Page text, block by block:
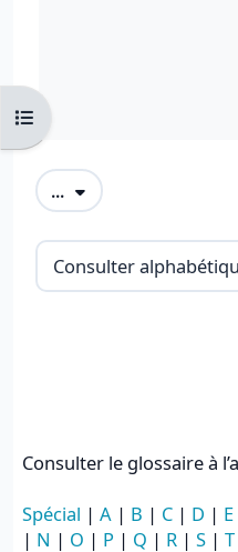
Ouvrir l’index du cours
... Exporter des articles
Consulter le glossaire à
Spécial | A | B | C | D | E
| N | O | P | Q | R | S | T